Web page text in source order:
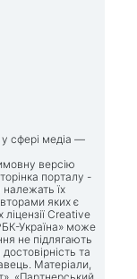
у сфері медіа —
версію
порталу -
належать їх
яких є
Creative
Україна» може
не підлягають
та
Матеріали,